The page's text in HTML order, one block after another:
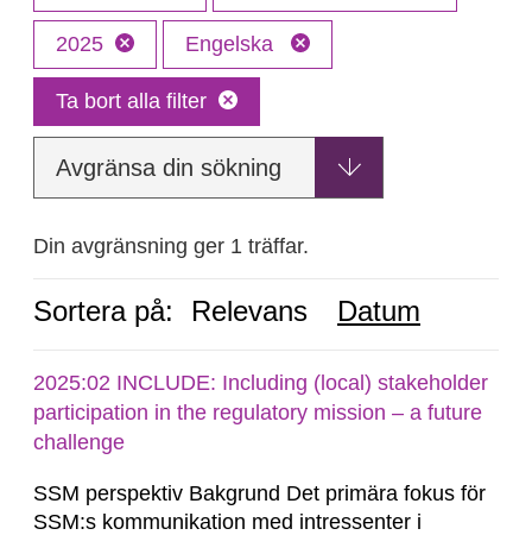
2025 Engelska
Ta bort alla filter
Avgränsa din sökning
Din avgränsning ger 1 träffar.
Sortera på: Relevans Datum
2025:02 INCLUDE: Including (local) stakeholder
participation in the regulatory mission – a future
challenge
SSM perspektiv Bakgrund Det primära fokus för
SSM:s kommunikation med intressenter i